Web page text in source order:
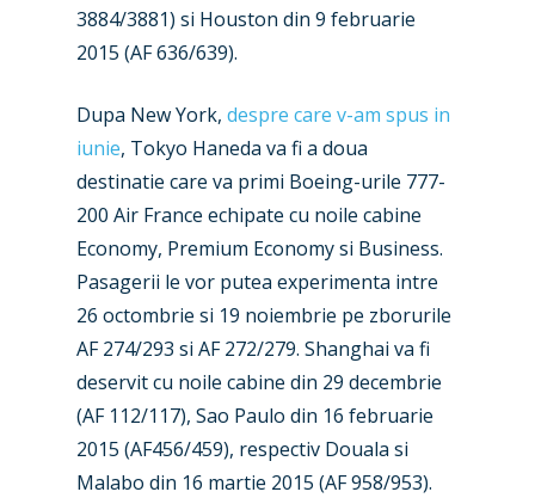
3884/3881) si Houston din 9 februarie
2015 (AF 636/639).
Dupa New York, despre care v-am spus in
iunie, Tokyo Haneda va fi a doua
destinatie care va primi Boeing-urile 777-
200 Air France echipate cu noile cabine
Economy, Premium Economy si Business.
Pasagerii le vor putea experimenta intre
26 octombrie si 19 noiembrie pe zborurile
AF 274/293 si AF 272/279. Shanghai va fi
deservit cu noile cabine din 29 decembrie
(AF 112/117), Sao Paulo din 16 februarie
2015 (AF456/459), respectiv Douala si
Malabo din 16 martie 2015 (AF 958/953).
New Routes
Accidents / Incidents
Airshows
Dubai 2025
Paris 2025
Farnborough 2024
Paris 2023
Farnborough 2022
Dubai 2019
Paris 2019
Business Jets
Military
Trip Reports
Marketplace
Jobs
Contact